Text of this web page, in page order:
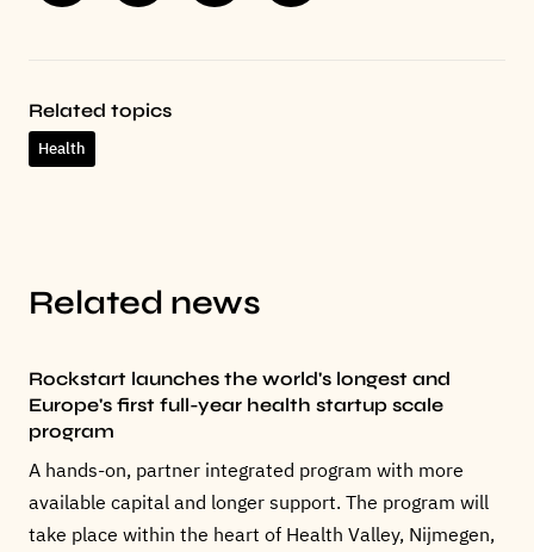
Related topics
Health
Related news
Rockstart launches the world's longest and
Europe's first full-year health startup scale
program
A hands-on, partner integrated program with more
available capital and longer support. The program will
take place within the heart of Health Valley, Nijmegen,